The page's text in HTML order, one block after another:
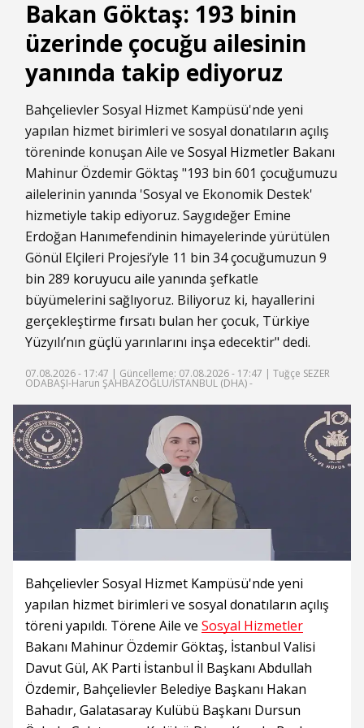
Bakan Göktaş: 193 binin
üzerinde çocuğu ailesinin
yanında takip ediyoruz
Bahçelievler Sosyal Hizmet Kampüsü'nde yeni
yapılan hizmet birimleri ve sosyal donatıların açılış
töreninde konuşan Aile ve Sosyal Hizmetler Bakanı
Mahinur Özdemir Göktaş "193 bin 601 çocuğumuzu
ailelerinin yanında 'Sosyal ve Ekonomik Destek'
hizmetiyle takip ediyoruz. Saygıdeğer Emine
Erdoğan Hanımefendinin himayelerinde yürütülen
Gönül Elçileri Projesi’yle 11 bin 34 çocuğumuzun 9
bin 289 koruyucu aile yanında şefkatle
büyümelerini sağlıyoruz. Biliyoruz ki, hayallerini
gerçekleştirme fırsatı bulan her çocuk, Türkiye
Yüzyılı’nın güçlü yarınlarını inşa edecektir" dedi.
07.08.2026 - 17:47 | Güncelleme: 07.08.2026 - 17:47 | Tuğçe SEZER
ODABAŞI-Harun ŞAHBAZOĞLU/İSTANBUL (DHA) -
Bahçelievler Sosyal Hizmet Kampüsü'nde yeni
yapılan hizmet birimleri ve sosyal donatıların açılış
töreni yapıldı. Törene Aile ve Sosyal Hizmetler
Bakanı Mahinur Özdemir Göktaş, İstanbul Valisi
Davut Gül, AK Parti İstanbul İl Başkanı Abdullah
Özdemir, Bahçelievler Belediye Başkanı Hakan
Bahadır, Galatasaray Kulübü Başkanı Dursun